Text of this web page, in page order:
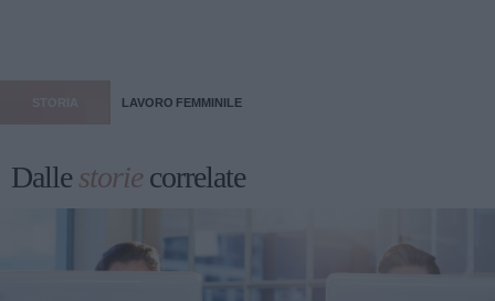
LAVORO FEMMINILE
Dallestoriecorrelate